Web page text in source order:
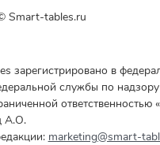
Smart-tables.ru
зарегистрировано в
службы по
А.О.
marketing@smart-